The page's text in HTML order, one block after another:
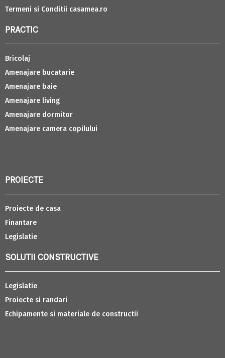
Termeni si Conditii casamea.ro
PRACTIC
Bricolaj
Amenajare bucatarie
Amenajare baie
Amenajare living
Amenajare dormitor
Amenajare camera copilului
PROIECTE
Proiecte de casa
Finantare
Legislatie
SOLUTII CONSTRUCTIVE
Legislatie
Proiecte si randari
Echipamente si materiale de constructii